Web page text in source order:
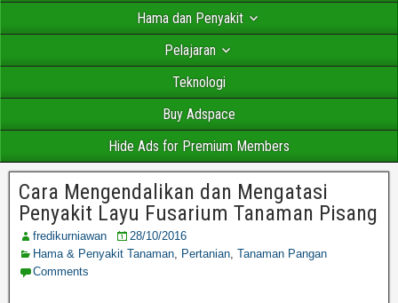
Hama dan Penyakit
Pelajaran
Teknologi
Buy Adspace
Hide Ads for Premium Members
Cara Mengendalikan dan Mengatasi
Penyakit Layu Fusarium Tanaman Pisang
fredikurniawan
28/10/2016
Hama & Penyakit Tanaman, Pertanian, Tanaman Pangan
Comments